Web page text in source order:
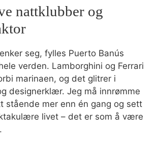
nattklubber og
seg, fylles Puerto Banús
verden. Lamborghini og Ferrari
marinaen, og det glitrer i
designerklær. Jeg må innrømme
stående mer enn én gang og sett
livet – det er som å være